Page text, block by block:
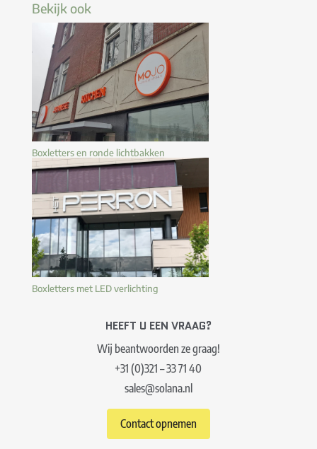
Bekijk ook
Boxletters en ronde lichtbakken
Boxletters met LED verlichting
HEEFT U EEN VRAAG?
Wij beantwoorden ze graag!
+31 (0)321 – 33 71 40
sales@solana.nl
Contact opnemen